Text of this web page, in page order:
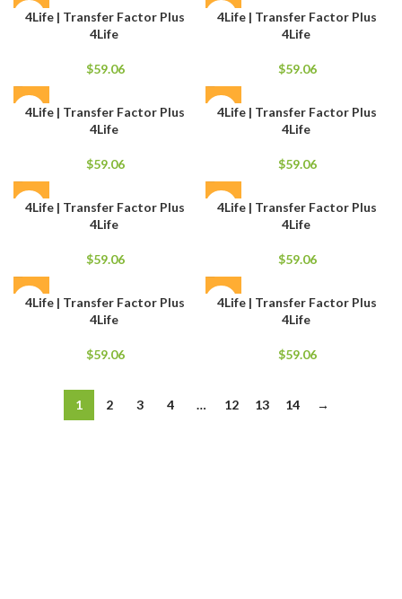
4Life | Transfer Factor Plus
4Life
$59.06
4Life | Transfer Factor Plus
4Life
$59.06
4Life | Transfer Factor Plus
4Life
$59.06
4Life | Transfer Factor Plus
4Life
$59.06
4Life | Transfer Factor Plus
4Life
$59.06
4Life | Transfer Factor Plus
4Life
$59.06
4Life | Transfer Factor Plus
4Life
$59.06
4Life | Transfer Factor Plus
4Life
$59.06
1 2 3 4 … 12 13 14 →